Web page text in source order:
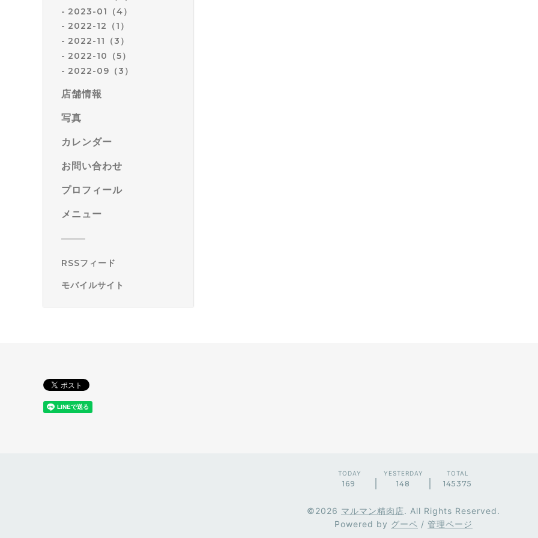
2023-01（4）
2022-12（1）
2022-11（3）
2022-10（5）
2022-09（3）
店舗情報
写真
カレンダー
お問い合わせ
プロフィール
メニュー
RSSフィード
モバイルサイト
TODAY
169
YESTERDAY
148
TOTAL
145375
©2026 マルマン精肉店. All Rights Reserved.
Powered by グーペ / 管理ページ